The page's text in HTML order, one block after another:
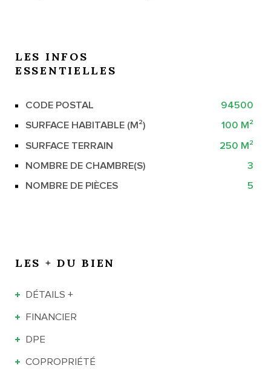
LES INFOS
ESSENTIELLES
Caractérisque Valeurs
CODE POSTAL
94500
SURFACE HABITABLE (M²)
100 M²
SURFACE TERRAIN
250 M²
NOMBRE DE CHAMBRE(S)
3
NOMBRE DE PIÈCES
5
LES + DU BIEN
DÉTAILS +
FINANCIER
DPE
COPROPRIÉTÉ